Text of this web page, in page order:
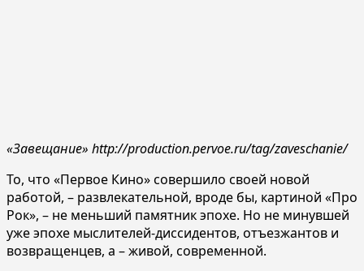
«Завещание» http://production.pervoe.ru/tag/zaveschanie/
То, что «Первое Кино» совершило своей новой
работой, – развлекательной, вроде бы, картиной «Про
Рок», – не меньший памятник эпохе. Но не минувшей
уже эпохе мыслителей-диссидентов, отъезжантов и
возвращенцев, а – живой, современной.